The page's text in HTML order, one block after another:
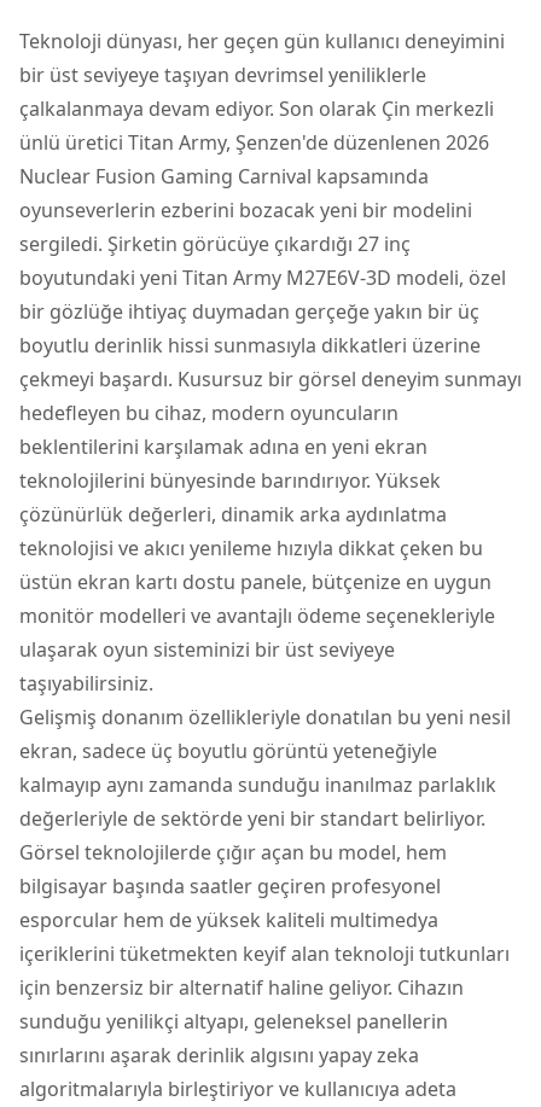
Teknoloji dünyası, her geçen gün kullanıcı deneyimini
bir üst seviyeye taşıyan devrimsel yeniliklerle
çalkalanmaya devam ediyor. Son olarak Çin merkezli
ünlü üretici Titan Army, Şenzen'de düzenlenen 2026
Nuclear Fusion Gaming Carnival kapsamında
oyunseverlerin ezberini bozacak yeni bir modelini
sergiledi. Şirketin görücüye çıkardığı 27 inç
boyutundaki yeni Titan Army M27E6V-3D modeli, özel
bir gözlüğe ihtiyaç duymadan gerçeğe yakın bir üç
boyutlu derinlik hissi sunmasıyla dikkatleri üzerine
çekmeyi başardı. Kusursuz bir görsel deneyim sunmayı
hedefleyen bu cihaz, modern oyuncuların
beklentilerini karşılamak adına en yeni ekran
teknolojilerini bünyesinde barındırıyor. Yüksek
çözünürlük değerleri, dinamik arka aydınlatma
teknolojisi ve akıcı yenileme hızıyla dikkat çeken bu
üstün ekran kartı dostu panele, bütçenize en uygun
monitör modelleri ve avantajlı ödeme seçenekleriyle
ulaşarak oyun sisteminizi bir üst seviyeye
taşıyabilirsiniz.
Gelişmiş donanım özellikleriyle donatılan bu yeni nesil
ekran, sadece üç boyutlu görüntü yeteneğiyle
kalmayıp aynı zamanda sunduğu inanılmaz parlaklık
değerleriyle de sektörde yeni bir standart belirliyor.
Görsel teknolojilerde çığır açan bu model, hem
bilgisayar başında saatler geçiren profesyonel
esporcular hem de yüksek kaliteli multimedya
içeriklerini tüketmekten keyif alan teknoloji tutkunları
için benzersiz bir alternatif haline geliyor. Cihazın
sunduğu yenilikçi altyapı, geleneksel panellerin
sınırlarını aşarak derinlik algısını yapay zeka
algoritmalarıyla birleştiriyor ve kullanıcıya adeta